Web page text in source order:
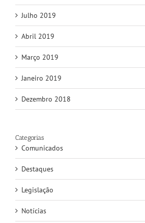
Julho 2019
Abril 2019
Março 2019
Janeiro 2019
Dezembro 2018
Categorias
Comunicados
Destaques
Legislação
Notícias